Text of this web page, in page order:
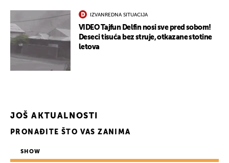
IZVANREDNA SITUACIJA
VIDEO Tajfun Delfin nosi sve pred sobom!
Deseci tisuća bez struje, otkazane stotine
letova
JOŠ AKTUALNOSTI
PRONAĐITE ŠTO VAS ZANIMA
SHOW